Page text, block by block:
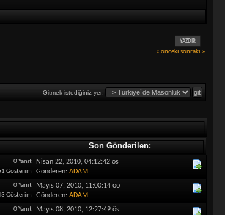
YAZDIR
« önceki sonraki »
Gitmek istediğiniz yer:
Son Gönderilen:
0 Yanıt
Gösterim
Nisan 22, 2010, 04:12:42 ös
Gönderen:ADAM
0 Yanıt
Gösterim
Mayıs 07, 2010, 11:00:14 öö
Gönderen:ADAM
0 Yanıt Mayıs 08, 2010, 12:27:49 ös